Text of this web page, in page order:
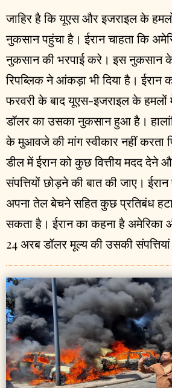
जाहिर है कि यूएस और इजराइल के
नुकसान पहुंचा है। ईरान चाहता कि
नुकसान की भरपाई करे। इस नुकसान के
रिपब्लिक ने आंकड़ा भी दिया है। ईरान
फरवरी के बाद यूएस-इजराइल के हमलों
डॉलर का उसका नुकसान हुआ है।
के मुआवजे की मांग स्वीकार नहीं करता
डील में ईरान को कुछ वित्तीय मदद देने
संपत्तियों छोड़ने की बात की जाए।
अपना तेल बेचने सहित कुछ प्रतिबंध
सकता है। ईरान का कहना है अमेरिका
24 अरब डॉलर मूल्य की उसकी